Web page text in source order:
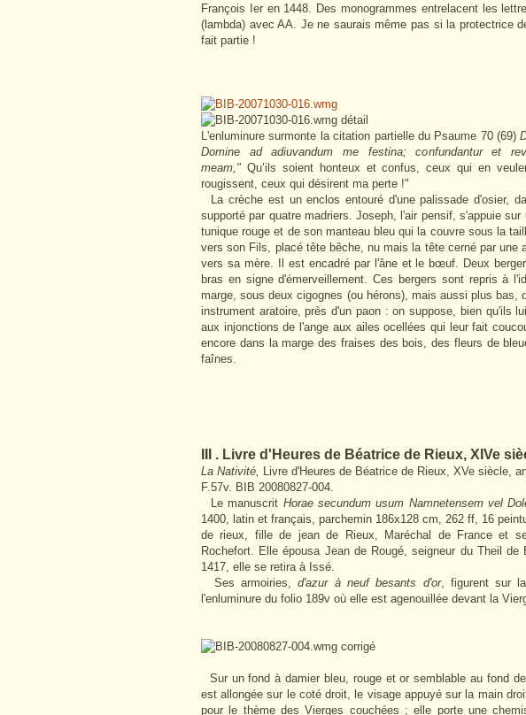
François Ier en 1448. Des monogrammes entrelacent les
(lambda) avec AA. Je ne saurais même pas si la protectrice
fait partie !
L'enluminure surmonte la citation partielle du Psaume 70 (69)
Domine ad adiuvandum me festina; confundantur et
meam," Qu’ils soient honteux et confus, ceux qui en
rougissent, ceux qui désirent ma perte !"
La crèche est un enclos entouré d'une palissade d'osier,
supporté par quatre madriers. Joseph, l'air pensif, s'appuie
tunique rouge et de son manteau bleu qui la couvre sous la
vers son Fils, placé tête bêche, nu mais la tête cerné par une
vers sa mère. Il est encadré par l'âne et le bœuf. Deux
bras en signe d'émerveillement. Ces bergers sont repris à
marge, sous deux cigognes (ou hérons), mais aussi plus bas,
instrument aratoire, près d'un paon : on suppose, bien qu'ils
aux injonctions de l'ange aux ailes ocellées qui leur fait
encore dans la marge des fraises des bois, des fleurs de
faînes.
III . Livre d'Heures de Béatrice de Rieux, XIVe
La Nativité, Livre d'Heures de Béatrice de Rieux, XVe siècle,
F.57v. BIB 20080827-004.
Le manuscrit Horae secundum usum Namnetensem vel
1400, latin et français, parchemin 186x128 cm, 262 ff, 16
de rieux, fille de jean de Rieux, Maréchal de France et
Rochefort. Elle épousa Jean de Rougé, seigneur du Theil
1417, elle se retira à Issé.
Ses armoiries,d'azur à neuf besants d'or, figurent sur
l'enluminure du folio 189v où elle est agenouillée devant la
Sur un fond à damier bleu, rouge et or semblable au fond
est allongée sur le coté droit, le visage appuyé sur la main
pour le thème des Vierges couchées ; elle porte une